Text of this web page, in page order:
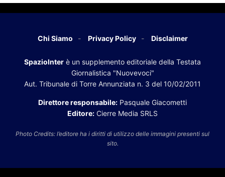
Chi Siamo Privacy Policy Disclaimer
SpazioInter è un supplemento editoriale della Testata
Giornalistica "Nuovevoci"
Aut. Tribunale di Torre Annunziata n. 3 del 10/02/2011
Direttore responsabile: Pasquale Giacometti
Editore: Cierre Media SRLS
Photo Credits: l’editore ha i diritti di utilizzo delle immagini presenti sul
sito.